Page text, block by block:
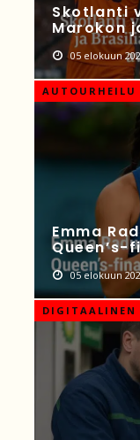
Skotlanti
Marokon
05 elokuun
AUTOURHEILU
Emma
05 elokuun
DIGITAALINEN